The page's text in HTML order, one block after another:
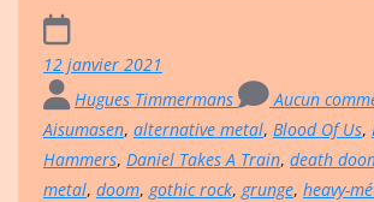
12 janvier 2021
Hugues Timmermans
Aucun
Aisumasen, alternative metal, Blood Of Us,
Hammers, Daniel Takes A Train, death
metal, doom, gothic rock, grunge, heavy-